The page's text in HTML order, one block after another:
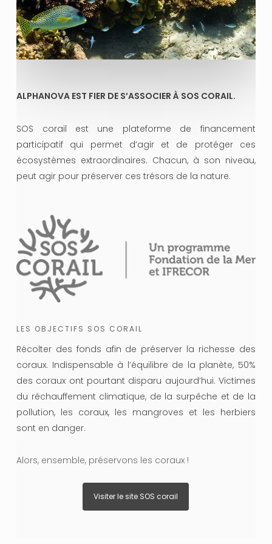
ALPHANOVA EST FIER DE S’ASSOCIER À SOS CORAIL.
SOS corail est une plateforme de financement
participatif qui permet d’agir et de protéger ces
écosystèmes extraordinaires. Chacun, à son niveau,
peut agir pour préserver ces trésors de la nature.
LES OBJECTIFS SOS CORAIL
Récolter des fonds afin de préserver la richesse des
coraux. Indispensable à l’équilibre de la planète, 50%
des coraux ont pourtant disparu aujourd’hui. Victimes
du réchauffement climatique, de la surpêche et de la
pollution, les coraux, les mangroves et les herbiers
sont en danger.
Alors, ensemble, préservons les coraux !
Visiter le site SOS corail